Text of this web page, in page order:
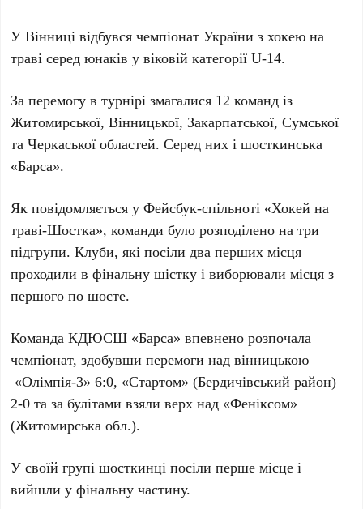
У Вінниці відбувся чемпіонат України з хокею на
траві серед юнаків у віковій категорії U-14.
За перемогу в турнірі змагалися 12 команд із
Житомирської, Вінницької, Закарпатської, Сумської
та Черкаської областей. Серед них і шосткинська
«Барса».
Як повідомляється у Фейсбук-спільноті «Хокей на
траві-Шостка», команди було розподілено на три
підгрупи. Клуби, які посіли два перших місця
проходили в фінальну шістку і виборювали місця з
першого по шосте.
Команда КДЮСШ «Барса» впевнено розпочала
чемпіонат, здобувши перемоги над вінницькою
«Олімпія-3» 6:0, «Стартом» (Бердичівський район)
2-0 та за булітами взяли верх над «Феніксом»
(Житомирська обл.).
У своїй групі шосткинці посіли перше місце і
вийшли у фінальну частину.